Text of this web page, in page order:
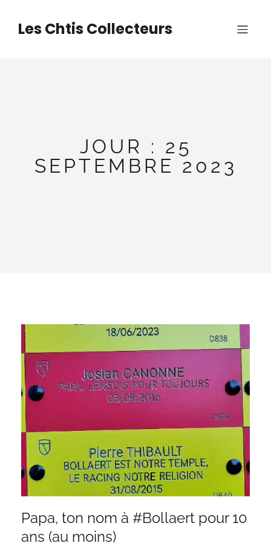
contenuLes Chtis Collecteurs
JOUR : 25
SEPTEMBRE 2023
Papa, ton nom à #Bollaert pour 10
ans (au moins)